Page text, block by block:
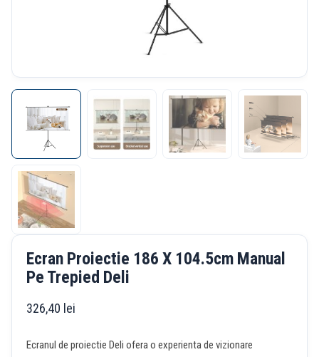
Ecran Proiectie 186 X 104.5cm Manual
Pe Trepied Deli
326,40 lei
Ecranul de proiectie Deli ofera o experienta de vizionare